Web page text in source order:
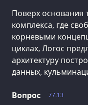
Поверх основания
комплекса, где
корневыми
циклах, Логос
архитектуру
данных,
77.13
Вопрос